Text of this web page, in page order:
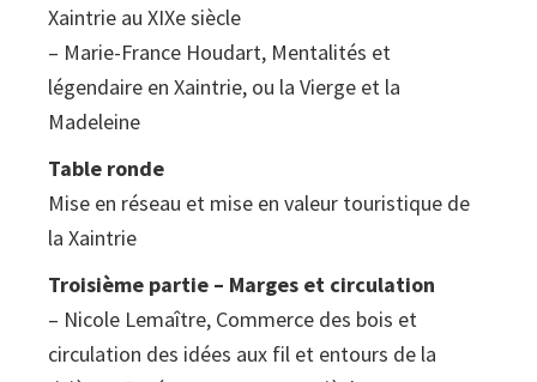
Xaintrie au XIXe siècle
– Marie-France Houdart, Mentalités et
légendaire en Xaintrie, ou la Vierge et la
Madeleine
Table ronde
Mise en réseau et mise en valeur touristique de
la Xaintrie
Troisième partie – Marges et circulation
– Nicole Lemaître, Commerce des bois et
circulation des idées aux fil et entours de la